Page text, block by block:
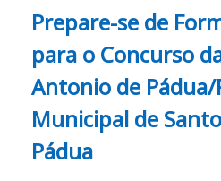
Prepare-se de
para o Concurso
Antonio de Pádua/
Municipal de
Pádua